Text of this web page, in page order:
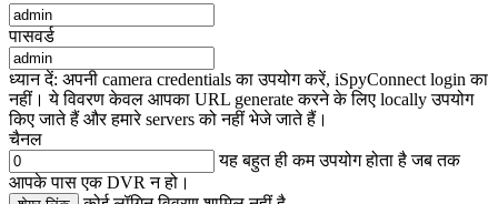
पासवर्ड
ध्यान दें: अपनी camera credentials का उपयोग करें, iSpyConnect login का
नहीं। ये विवरण केवल आपका URL generate करने के लिए locally उपयोग
किए जाते हैं और हमारे servers को नहीं भेजे जाते हैं।
चैनल
यह बहुत ही कम उपयोग होता है जब तक
आपके पास एक DVR न हो।